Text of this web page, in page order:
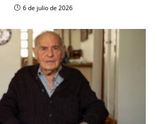
6 de julio de 2026